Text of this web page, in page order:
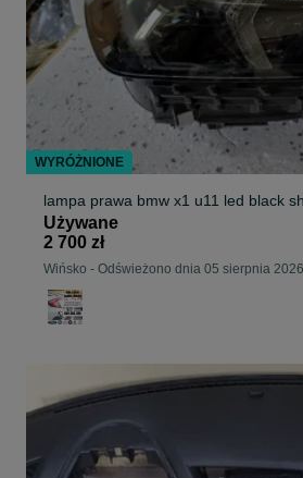
lampa prawa bmw x1 u11 led black
Używane
2 700 zł
Wińsko - Odświeżono dnia 05 sierpnia 2026
WYRÓŻNIONE